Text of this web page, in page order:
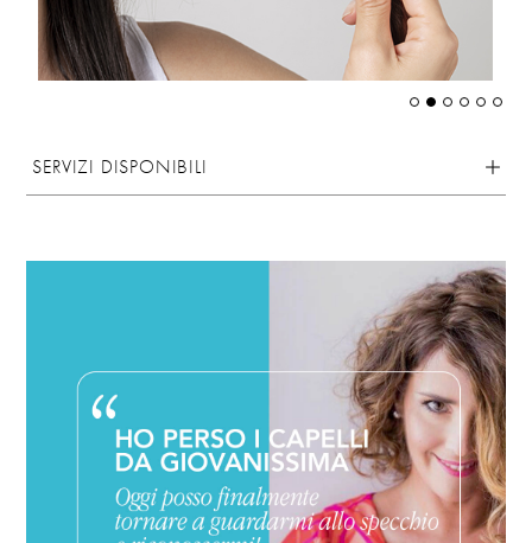
SERVIZI DISPONIBILI